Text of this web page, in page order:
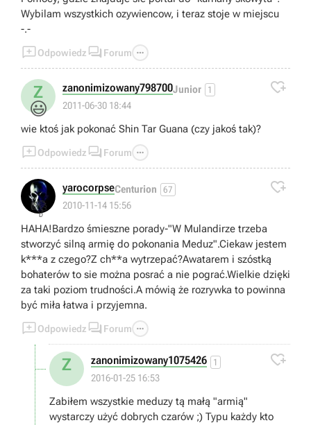
Wybilam wszystkich ozywiencow, i teraz stoje w miejscu
-.-
Odpowiedz  Forum 
Z
😃
zanonimizowany798700Junior 1
2011-06-30 18:44

wie ktoś jak pokonać Shin Tar Guana (czy jakoś tak)?
Odpowiedz  Forum 
👎
yarocorpseCenturion 67
2010-11-14 15:56

HAHA!Bardzo śmieszne porady-"W Mulandirze trzeba
stworzyć silną armię do pokonania Meduz".Ciekaw jestem
k***a z czego?Z ch**a wytrzepać?Awatarem i szóstką
bohaterów to sie można posrać a nie pograć.Wielkie dzięki
za taki poziom trudności.A mówią że rozrywka to powinna
być miła łatwa i przyjemna.
Odpowiedz  Forum 
Z zanonimizowany1075426 1
2016-01-25 16:53

Zabiłem wszystkie meduzy tą małą "armią"
wystarczy użyć dobrych czarów ;) Typu każdy kto